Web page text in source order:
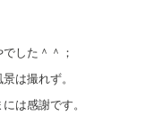
した＾＾；
は撮れず。
は感謝です。